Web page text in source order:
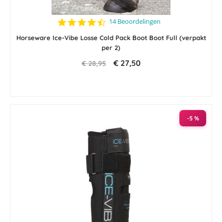
4.4
rating
14 Beoordelingen
Horseware Ice-Vibe Losse Cold Pack Boot Boot Full (verpakt
per 2)
€ 28,95 € 27,50
-5 %